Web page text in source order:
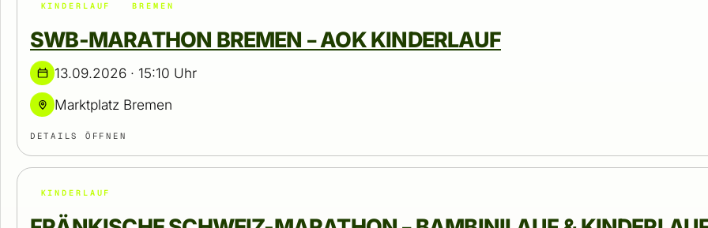
KINDERLAUF BREMEN
SWB-MARATHON BREMEN – AOK KINDERLAUF
13.09.2026 · 15:10 Uhr
Marktplatz Bremen
DETAILS ÖFFNEN
KINDERLAUF